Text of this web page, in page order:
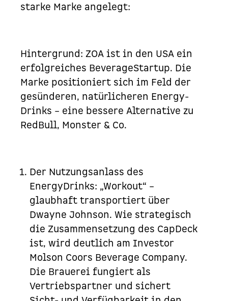
starke Marke angelegt:
Hintergrund: ZOA ist in den USA ein
erfolgreiches BeverageStartup. Die
Marke positioniert sich im Feld der
gesünderen, natürlicheren Energy-
Drinks – eine bessere Alternative zu
RedBull, Monster & Co.
Der Nutzungsanlass des
EnergyDrinks: „Workout“ –
glaubhaft transportiert über
Dwayne Johnson. Wie strategisch
die Zusammensetzung des CapDeck
ist, wird deutlich am Investor
Molson Coors Beverage Company.
Die Brauerei fungiert als
Vertriebspartner und sichert